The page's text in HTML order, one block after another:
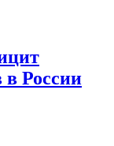
в России